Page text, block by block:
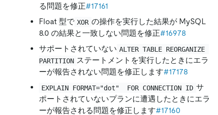
る問題を修正#17161
Float 型で XOR の操作を実行した結果が MySQL
8.0 の結果と一致しない問題を修正#16978
サポートされていない ALTER TABLE REORGANIZE
PARTITION ステートメントを実行したときにエラ
ーが報告されない問題を修正します#17178
EXPLAIN FORMAT="dot"  FOR CONNECTION ID サ
ポートされていないプランに遭遇したときにエラ
ーが報告される問題を修正します#17160